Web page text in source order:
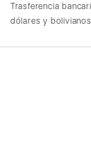
Trasferencia
dólares y bolivianos.